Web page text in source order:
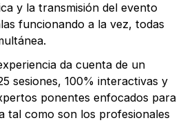
y la transmisión del evento
funcionando a la vez, todas
da cuenta de un
sesiones, 100% interactivas y
ponentes enfocados para
tal como son los profesionales